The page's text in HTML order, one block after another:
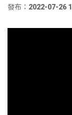
發布：2022-07-26